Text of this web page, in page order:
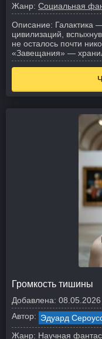
Жанр: Социальная
Описание: Галактика
цивилизаций,
не осталось почти
«Завещания» —
Громкость тишины
Добавлена: 08.05.2026
Автор: Эдуард
Жанр: Научная